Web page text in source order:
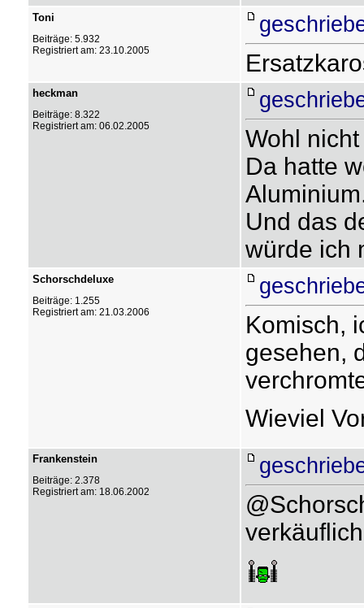
Toni
Beiträge: 5.932
Registriert am: 23.10.2005
heckman
Beiträge: 8.322
Registriert am: 06.02.2005
Wohl
Da hatte
Und das
würde ich
Schorschdeluxe
Beiträge: 1.255
Registriert am: 21.03.2006
Komisch,
gesehen,
Wieviel
Frankenstein
Beiträge: 2.378
Registriert am: 18.06.2002